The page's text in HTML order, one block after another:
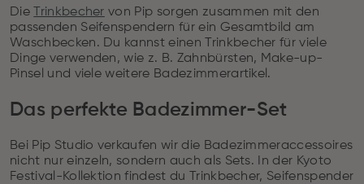
Die Trinkbecher von Pip sorgen zusammen mit den
passenden Seifenspendern für ein Gesamtbild am
Waschbecken. Du kannst einen Trinkbecher für viele
Dinge verwenden, wie z. B. Zahnbürsten, Make-up-
Pinsel und viele weitere Badezimmerartikel.
Das perfekte Badezimmer-Set
Bei Pip Studio verkaufen wir die Badezimmeraccessoires
nicht nur einzeln, sondern auch als Sets. In der Kyoto
Festival-Kollektion findest du Trinkbecher, Seifenspender